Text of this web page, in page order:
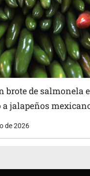
brote de salmonela
jalapeños
de 2026